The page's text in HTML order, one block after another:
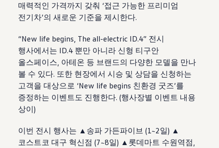
매력적인 가격까지 갖춰 ‘접근 가능한 프리미엄
전기차’의 새로운 기준을 제시한다.
“New life begins, The all-electric ID.4” 전시
행사에서는 ID.4 뿐만 아니라 신형 티구안
올스페이스, 아테온 등 브랜드의 다양한 모델을 만나
볼 수 있다. 또한 현장에서 시승 및 상담을 신청하는
고객을 대상으로 ‘New life begins 친환경 굿즈’를
증정하는 이벤트도 진행한다. (행사장별 이벤트 내용
상이)
이번 전시 행사는 ▲송파 가든파이브 (1~2일) ▲
코스트코 대구 혁신점 (7~8일) ▲롯데마트 수원역점,